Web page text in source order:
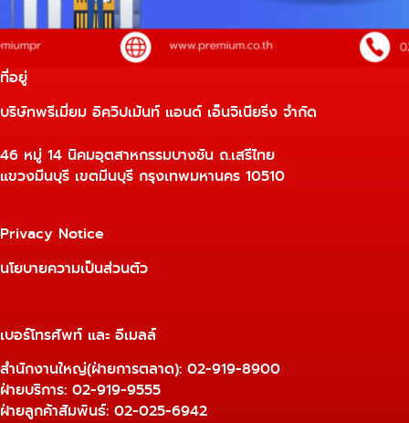
ที่อยู่
บริษัทพรีเมี่ยม อิควิปเม้นท์ แอนด์ เอ็นจิเนียริ่ง จำกัด
46 หมู่ 14 นิคมอุตสาหกรรมบางชัน ถ.เสรีไทย
แขวงมีนบุรี เขตมีนบุรี กรุงเทพมหานคร 10510
Privacy Notice
นโยบายความเป็นส่วนตัว
เบอร์โทรศัพท์ และ อีเมลล์
สำนักงานใหญ่(ฝ่ายการตลาด): 02-919-8900
ฝ่ายบริการ: 02-919-9555
ฝ่ายลูกค้าสัมพันธ์: 02-025-6942